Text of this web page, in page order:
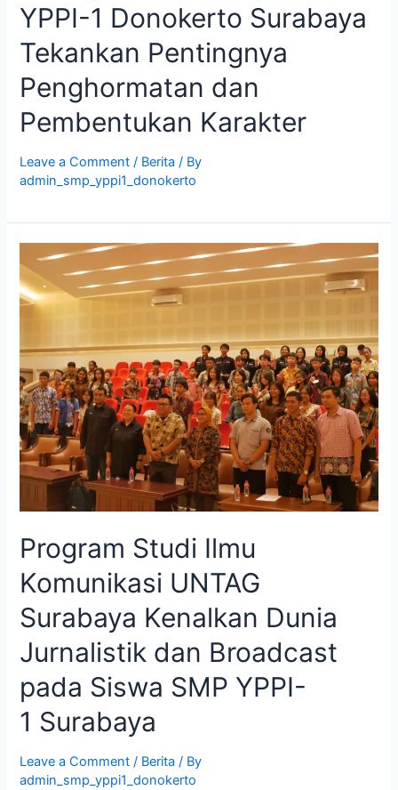
YPPI-1 Donokerto Surabaya
Tekankan Pentingnya
Penghormatan dan
Pembentukan Karakter
Leave a Comment / Berita / By
admin_smp_yppi1_donokerto
Program Studi Ilmu
Komunikasi UNTAG
Surabaya Kenalkan Dunia
Jurnalistik dan Broadcast
pada Siswa SMP YPPI-
1 Surabaya
Leave a Comment / Berita / By
admin_smp_yppi1_donokerto